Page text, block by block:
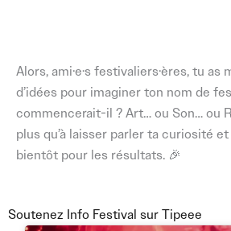
Alors, ami·e·s festivaliers·ères, tu as
d’idées pour imaginer ton nom de
commencerait-il ? Art… ou Son… ou
plus qu’à laisser parler ta curiosité
bientôt pour les résultats. 🎉
Soutenez Info Festival sur Tipeee